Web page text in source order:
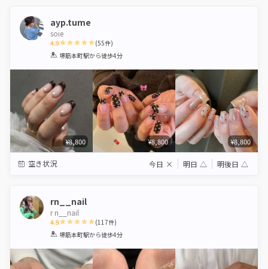
ayp.tume
soie
4.9
1 2 3 4 5
(55件)
堺筋本町駅から徒歩4分
¥8,800 ¥8,800 ¥8,800
空き状況 今日 × 明日 △ 明後日 △
rn__nail
r n__nail
4.9
1 2 3 4 5
(117件)
堺筋本町駅から徒歩4分